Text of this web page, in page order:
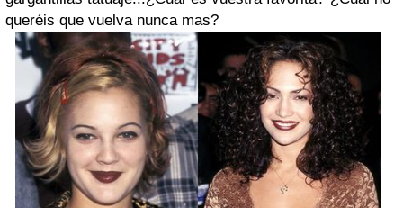
queréis que vuelva nunca mas?